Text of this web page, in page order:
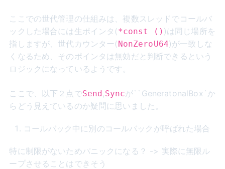
ここでの世代管理の仕組みは、複数スレッドでコールバ
ックした場合には生ポインタ(*const () )は同じ場所を
指しますが、世代カウンター(NonZeroU64)が一致しな
くなるため、そのポインタは無効だと判断できるという
ロジックになっているようです。
ここで、以下２点でSend,Syncが``GeneratonalBox`か
らどう見えているのか疑問に思いました。
コールバック中に別のコールバックが呼ばれた場合
特に制限がないためパニックになる？ -> 実際に無限ル
ープさせることはできそう